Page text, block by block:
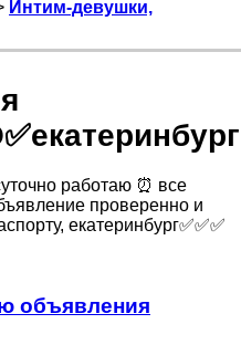
Интим-девушки,
работаю ⏰️ все
проверенно и
екатеринбург✅️✅️✅️
объявления